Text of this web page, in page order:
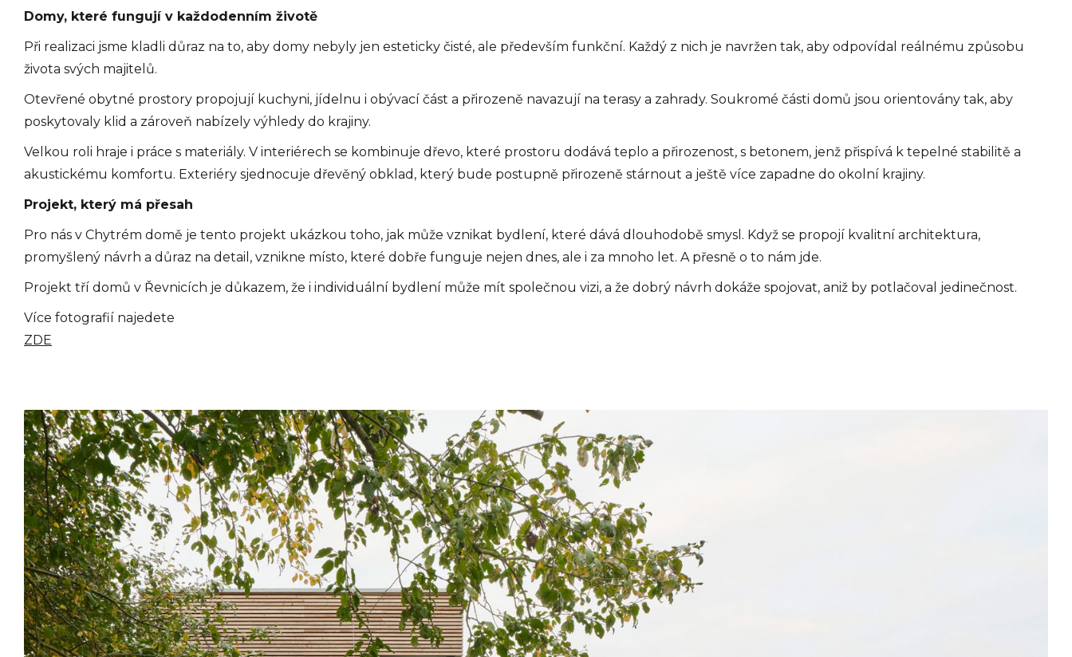
Domy, které fungují v každodenním životě
Při realizaci jsme kladli důraz na to, aby domy nebyly jen esteticky čisté, ale především funkční. Každý z nich je navržen tak, aby odpovídal reálnému způsobu
života svých majitelů.
Otevřené obytné prostory propojují kuchyni, jídelnu i obývací část a přirozeně navazují na terasy a zahrady. Soukromé části domů jsou orientovány tak, aby
poskytovaly klid a zároveň nabízely výhledy do krajiny.
Velkou roli hraje i práce s materiály. V interiérech se kombinuje dřevo, které prostoru dodává teplo a přirozenost, s betonem, jenž přispívá k tepelné stabilitě a
akustickému komfortu. Exteriéry sjednocuje dřevěný obklad, který bude postupně přirozeně stárnout a ještě více zapadne do okolní krajiny.
Projekt, který má přesah
Pro nás v Chytrém domě je tento projekt ukázkou toho, jak může vznikat bydlení, které dává dlouhodobě smysl. Když se propojí kvalitní architektura,
promyšlený návrh a důraz na detail, vznikne místo, které dobře funguje nejen dnes, ale i za mnoho let. A přesně o to nám jde.
Projekt tří domů v Řevnicích je důkazem, že i individuální bydlení může mít společnou vizi, a že dobrý návrh dokáže spojovat, aniž by potlačoval jedinečnost.
Více fotografií najedete
ZDE